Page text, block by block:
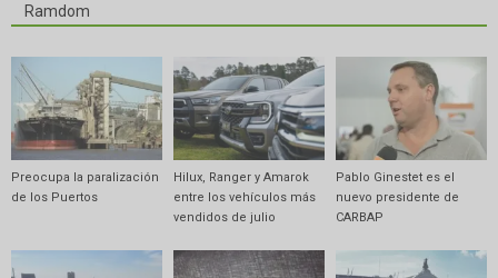
Ramdom
Preocupa la paralización
de los Puertos
Hilux, Ranger y Amarok
entre los vehículos más
vendidos de julio
Pablo Ginestet es el
nuevo presidente de
CARBAP